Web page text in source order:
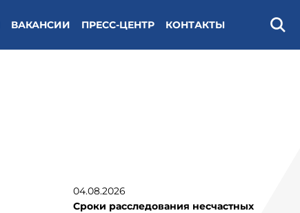
ВАКАНСИИ ПРЕСС-ЦЕНТР КОНТАКТЫ
04.08.2026
Сроки расследования несчастных